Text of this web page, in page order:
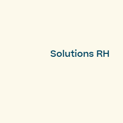
Solutions RH